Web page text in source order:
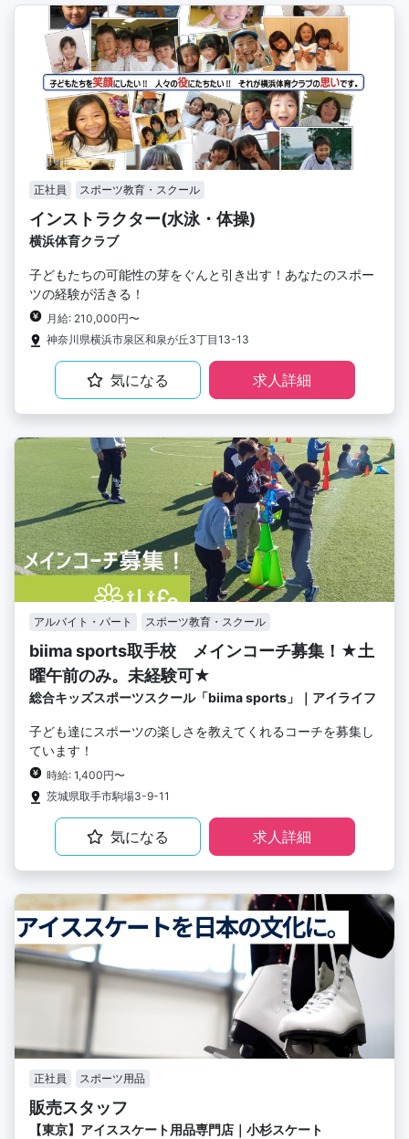
正社員 スポーツ教育・スクール
インストラクター(水泳・体操)
横浜体育クラブ
子どもたちの可能性の芽をぐんと引き出す！あなたのスポー
ツの経験が活きる！
月給: 210,000円〜
神奈川県横浜市泉区和泉が丘3丁目13-13
気になる 求人詳細
アルバイト・パート スポーツ教育・スクール
biima sports取手校 メインコーチ募集！★土
曜午前のみ。未経験可★
総合キッズスポーツスクール「biima sports」｜アイライフ
子ども達にスポーツの楽しさを教えてくれるコーチを募集し
ています！
時給: 1,400円〜
茨城県取手市駒場3-9-11
気になる 求人詳細
正社員 スポーツ用品
販売スタッフ
【東京】アイススケート用品専門店｜小杉スケート